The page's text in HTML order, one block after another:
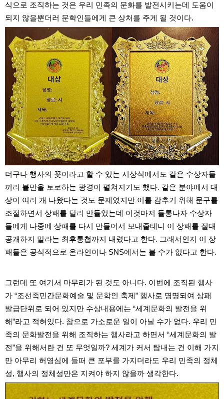
식으로 조직하는 것은 우리 민족의 문화를 발전시키는데 도움이
되지 않을뿐더러 문학인들에게 큰 상처를 주게 될 것이다.
더구나 행사의 꽃이라고 할 수 있는 시상식에서도 같은 수상자들
끼리 불만을 토로하는 광경이 펼쳐지기도 했다. 같은 분야에서 대
상이 여러 개 나왔다는 것도 문제였지만 이를 감추기 위해 문구를
조절하면서 상패를 달리 만들었는데 이것마저 들통나자 수상자
들에게 나중에 상패를 다시 만들어서 보내줄테니 이 상패를 절대
공개하지 말라는 최후통첩까지 내렸다고 한다. 그래서인지 이 상
패들은 공식적으로 온라인이나 SNS에서는 볼 수가 없다고 한다.
그런데 또 여기서 마무리가 된 것도 아니다. 이번에 조직된 행사
가 “조선족민간문화예술 및 문학인 축제” 행사로 명명되여 상패
발급단위로 되어 있지만 수상내용에는 “세계문화의 발전을 위
해”라고 적혀있다. 참으로 가소로운 일이 아닐 수가 없다. 우리 민
족의 문화발전을 위해 조직하는 행사라고 하면서 “세계문화의 발
전”을 위해서란 건 또 무엇일까? 세계가 커서 탐내는 건 이해 가지
만 아무리 허영심에 들떠 큰 포부를 가지더라도 우리 민족의 정체
성, 행사의 정체성만은 지켜야 하지 않을까 생각한다.